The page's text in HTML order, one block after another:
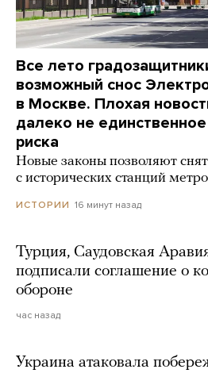
Все лето
возможный снос
в Москве. Плохая
далеко не
риска
Новые законы позволяют
с исторических станций метро
ИСТОРИИ 16 минут назад
Турция, Саудовская
подписали соглашение о
обороне
час назад
Украина атаковала